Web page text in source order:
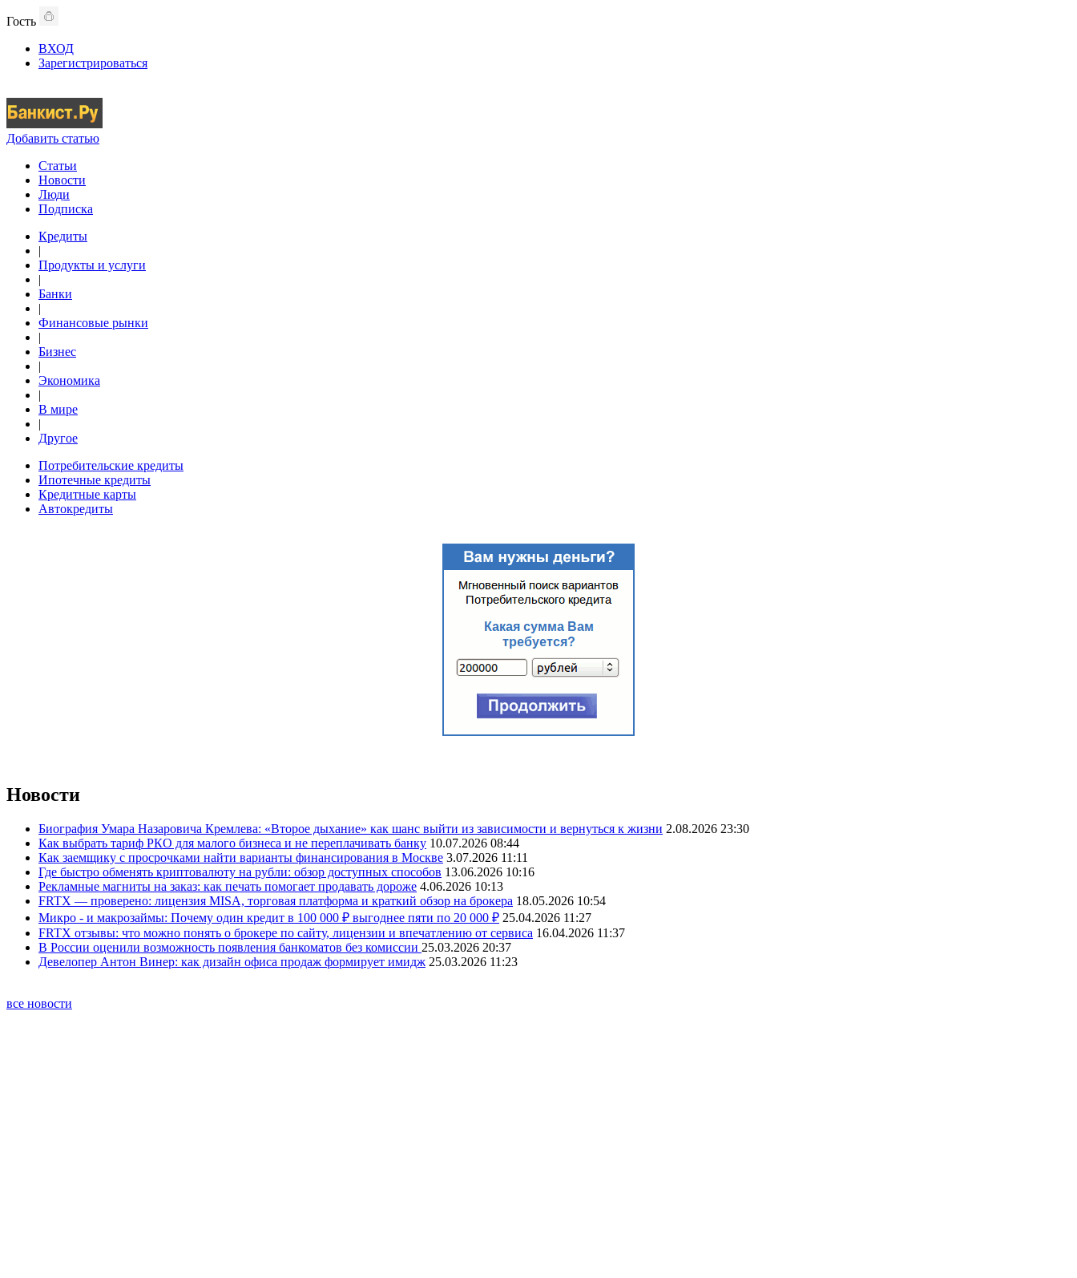
Гость
ВХОД
Зарегистрироваться
Добавить статью
Статьи
Новости
Люди
Подписка
Кредиты
|
Продукты и услуги
|
Банки
|
Финансовые рынки
|
Бизнес
|
Экономика
|
В мире
|
Другое
Потребительские кредиты
Ипотечные кредиты
Кредитные карты
Автокредиты
Новости
Биография Умара Назаровича Кремлева: «Второе дыхание» как шанс выйти из зависимости и вернуться к жизни 2.08.2026 23:30
Как выбрать тариф РКО для малого бизнеса и не переплачивать банку 10.07.2026 08:44
Как заемщику с просрочками найти варианты финансирования в Москве 3.07.2026 11:11
Где быстро обменять криптовалюту на рубли: обзор доступных способов 13.06.2026 10:16
Рекламные магниты на заказ: как печать помогает продавать дороже 4.06.2026 10:13
FRTX — проверено: лицензия MISA, торговая платформа и краткий обзор на брокера 18.05.2026 10:54
Микро - и макрозаймы: Почему один кредит в 100 000 ₽ выгоднее пяти по 20 000 ₽ 25.04.2026 11:27
FRTX отзывы: что можно понять о брокере по сайту, лицензии и впечатлению от сервиса 16.04.2026 11:37
В России оценили возможность появления банкоматов без комиссии 25.03.2026 20:37
Девелопер Антон Винер: как дизайн офиса продаж формирует имидж 25.03.2026 11:23
все новости